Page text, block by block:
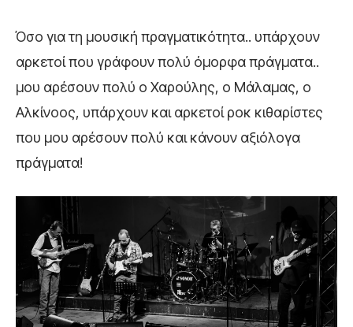
Όσο για τη μουσική πραγματικότητα.. υπάρχουν
αρκετοί που γράφουν πολύ όμορφα πράγματα..
μου αρέσουν πολύ ο Χαρούλης, ο Μάλαμας, ο
Αλκίνοος, υπάρχουν και αρκετοί ροκ κιθαρίστες
που μου αρέσουν πολύ και κάνουν αξιόλογα
πράγματα!